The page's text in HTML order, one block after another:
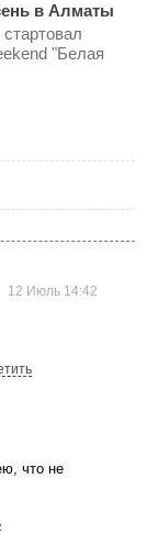
в Алматы
"Белая
12 Июль 14:42
что не